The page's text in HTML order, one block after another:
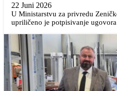
22 Juni 2026
U Ministarstvu za privredu
upriličeno je potpisivanje